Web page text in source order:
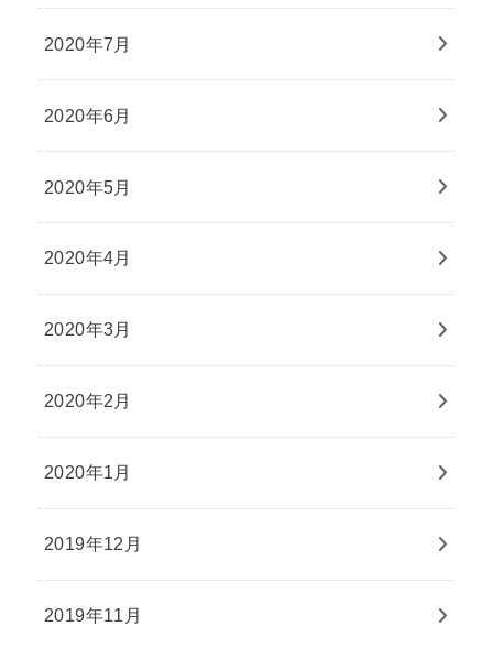
2020年7月
2020年6月
2020年5月
2020年4月
2020年3月
2020年2月
2020年1月
2019年12月
2019年11月